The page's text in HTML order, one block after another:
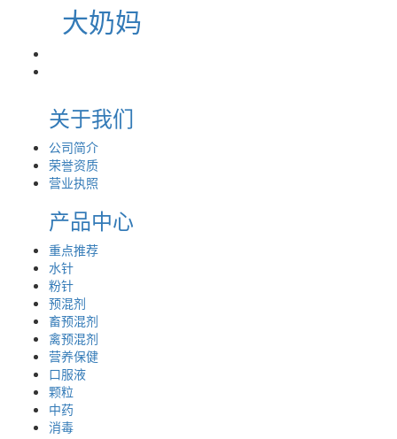
大奶妈
关于我们
公司简介
荣誉资质
营业执照
产品中心
重点推荐
水针
粉针
预混剂
畜预混剂
禽预混剂
营养保健
口服液
颗粒
中药
消毒